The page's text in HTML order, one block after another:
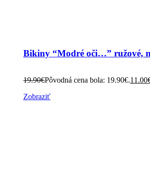
Bikiny “Modré oči…” ružové,
19.90€Pôvodná cena bola: 19.90€.11.00
Zobraziť